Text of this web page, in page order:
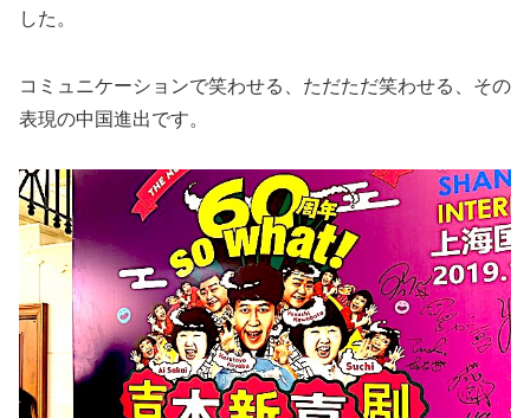
した。
コミュニケーションで笑わせる、ただただ笑わせる、その
表現の中国進出です。